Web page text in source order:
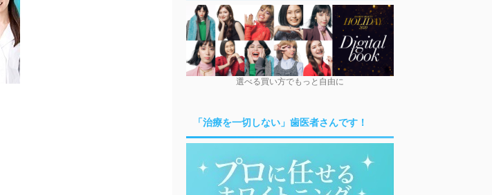
選べる買い方でもっと自由に
「治療を一切しない」歯医者さんです！